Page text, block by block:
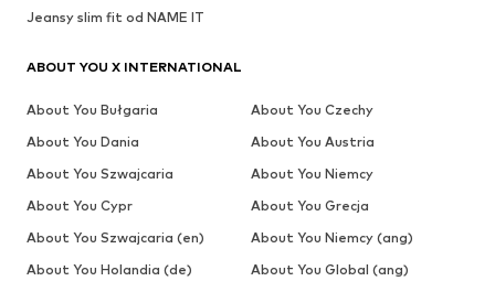
Jeansy slim fit od NAME IT
ABOUT YOU X INTERNATIONAL
About You Bułgaria
About You Czechy
About You Dania
About You Austria
About You Szwajcaria
About You Niemcy
About You Cypr
About You Grecja
About You Szwajcaria (en)
About You Niemcy (ang)
About You Holandia (de)
About You Global (ang)